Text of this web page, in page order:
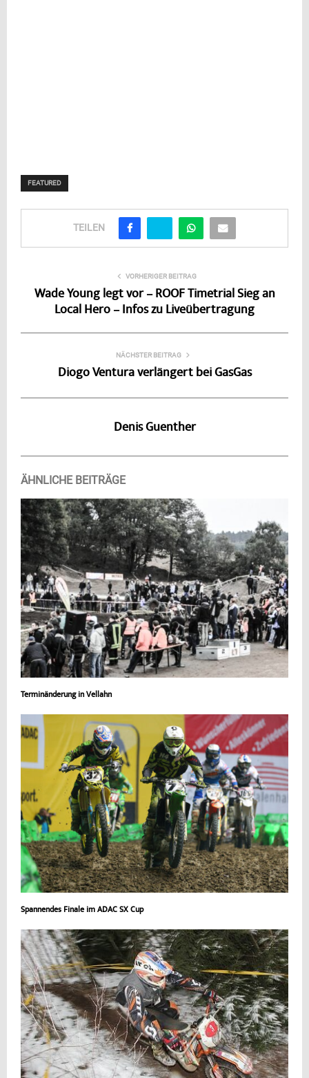
FEATURED
TEILEN
VORHERIGER BEITRAG
Wade Young legt vor – ROOF Timetrial Sieg an
Local Hero – Infos zu Liveübertragung
NÄCHSTER BEITRAG
Diogo Ventura verlängert bei GasGas
Denis Guenther
ÄHNLICHE BEITRÄGE
Terminänderung in Vellahn
Spannendes Finale im ADAC SX Cup